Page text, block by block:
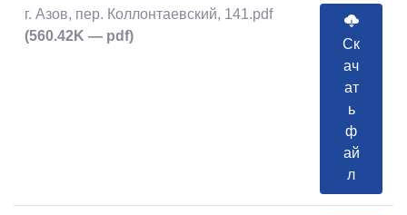
г. Азов, пер. Коллонтаевский, 141.pdf
(560.42K — pdf)
Ск
ач
ат
ь
ф
ай
л